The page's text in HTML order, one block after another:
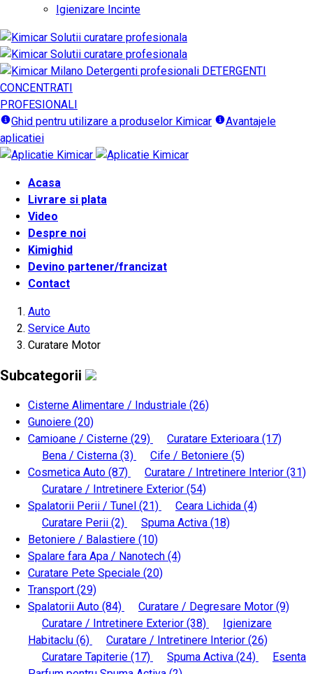
Igienizare Incinte
DETERGENTI
CONCENTRATI
PROFESIONALI
Ghid pentru utilizare a produselor Kimicar
Avantajele
aplicatiei
Acasa
Livrare si plata
Video
Despre noi
Kimighid
Devino partener/francizat
Contact
Auto
Service Auto
Curatare Motor
Subcategorii
Cisterne Alimentare / Industriale (26)
Gunoiere (20)
Camioane / Cisterne (29) Curatare Exterioara (17)
Bena / Cisterna (3) Cife / Betoniere (5)
Cosmetica Auto (87) Curatare / Intretinere Interior (31)
Curatare / Intretinere Exterior (54)
Spalatorii Perii / Tunel (21) Ceara Lichida (4)
Curatare Perii (2) Spuma Activa (18)
Betoniere / Balastiere (10)
Spalare fara Apa / Nanotech (4)
Curatare Pete Speciale (20)
Transport (29)
Spalatorii Auto (84) Curatare / Degresare Motor (9)
Curatare / Intretinere Exterior (38)
Igienizare
Habitaclu (6) Curatare / Intretinere Interior (26)
Curatare Tapiterie (17) Spuma Activa (24)
Esenta